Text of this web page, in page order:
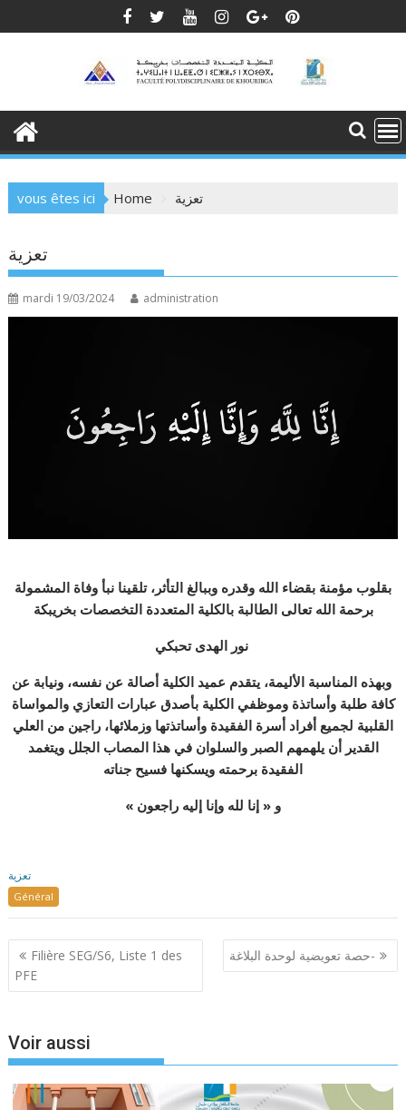
to
vous êtes ici Home تعزية
تعزية
mardi 19/03/2024 administration
بقلوب مؤمنة بقضاء الله وقدره وببالغ التأثر، تلقينا نبأ وفاة المشمولة
برحمة الله تعالى الطالبة بالكلية المتعددة التخصصات بخريبكة
نور الهدى تحبكي
وبهذه المناسبة الأليمة، يتقدم عميد الكلية أصالة عن نفسه، ونيابة عن
كافة طلبة وأساتذة وموظفي الكلية بأصدق عبارات التعازي والمواساة
القلبية لجميع أفراد أسرة الفقيدة وأساتذتها وزملائها، راجين من العلي
القدير أن يلهمهم الصبر والسلوان في هذا المصاب الجلل ويتغمد
الفقيدة برحمته ويسكنها فسيح جناته
و « إنا لله وإنا إليه راجعون »
تعزية
Général
Navigation
de
l’article
Filière SEG/S6, Liste 1 des
PFE
حصة تعويضية لوحدة البلاغة-
Voir aussi